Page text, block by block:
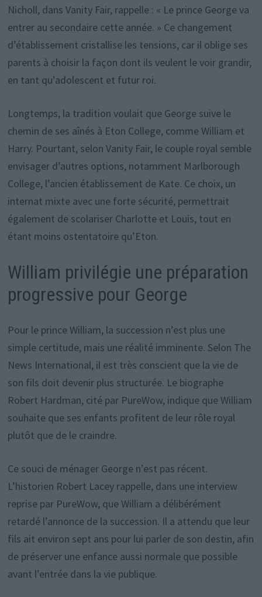
Nicholl, dans Vanity Fair, rappelle : « Le prince George va
entrer au secondaire cette année. » Ce changement
d’établissement cristallise les tensions, car il oblige ses
parents à choisir la façon dont ils veulent le voir grandir,
en tant qu’adolescent et futur roi.
Longtemps, la tradition voulait que George suive le
chemin de ses aînés à Eton College, comme William et
Harry. Pourtant, selon Vanity Fair, le couple royal semble
envisager d’autres options, notamment Marlborough
College, l’ancien établissement de Kate. Ce choix, un
internat mixte avec une forte sécurité, permettrait
également de scolariser Charlotte et Louis, tout en
étant moins ostentatoire qu’Eton.
William privilégie une préparation
progressive pour George
Pour le prince William, la succession n’est plus une
simple certitude, mais une réalité imminente. Selon The
News International, il est très conscient que la vie de
son fils doit devenir plus structurée. Le biographe
Robert Hardman, cité par PureWow, indique que William
souhaite que ses enfants profitent de leur rôle royal
plutôt que de le craindre.
Ce souci de ménager George n’est pas récent.
L’historien Robert Lacey rappelle, dans une interview
reprise par PureWow, que William a délibérément
retardé l’annonce de la succession. Il a attendu que leur
fils ait environ sept ans pour lui parler de son destin, afin
de préserver une enfance aussi normale que possible
avant l’entrée dans la vie publique.